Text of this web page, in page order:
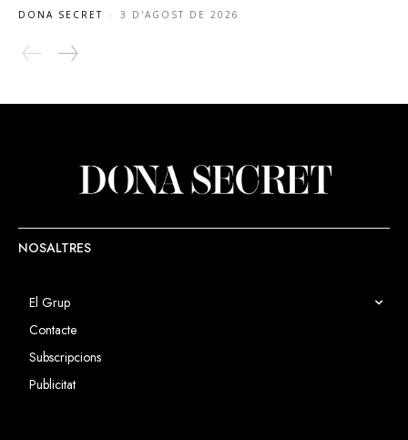
DONA SECRET - 3 D'AGOST DE 2026
NOSALTRES
El Grup
Contacte
Subscripcions
Publicitat